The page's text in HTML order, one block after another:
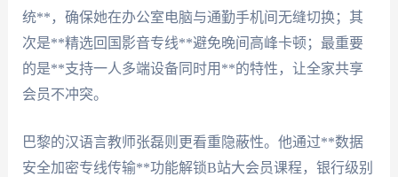
统**，确保她在办公室电脑与通勤手机间无缝切换；其
次是**精选回国影音专线**避免晚间高峰卡顿；最重要
的是**支持一人多端设备同时用**的特性，让全家共享
会员不冲突。
巴黎的汉语言教师张磊则更看重隐蔽性。他通过**数据
安全加密专线传输**功能解锁B站大会员课程，银行级别